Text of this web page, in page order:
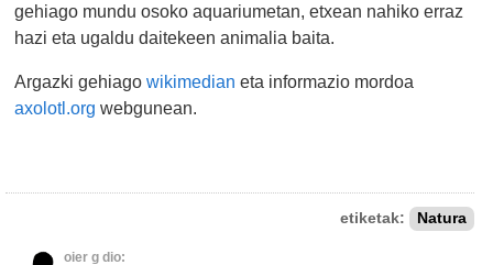
gehiago mundu osoko aquariumetan, etxean nahiko erraz
hazi eta ugaldu daitekeen animalia baita.
Argazki gehiagowikimedian eta informazio mordoa
axolotl.org webgunean.
etiketak: Natura
oier g dio: